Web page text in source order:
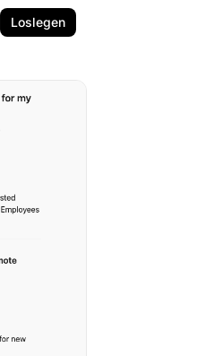
Loslegen